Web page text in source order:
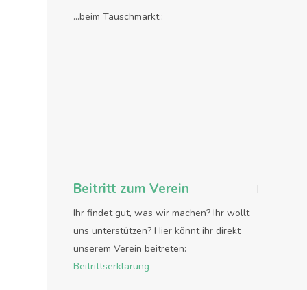
...beim Tauschmarkt.:
Beitritt zum Verein
Ihr findet gut, was wir machen? Ihr wollt
uns unterstützen? Hier könnt ihr direkt
unserem Verein beitreten:
Beitrittserklärung